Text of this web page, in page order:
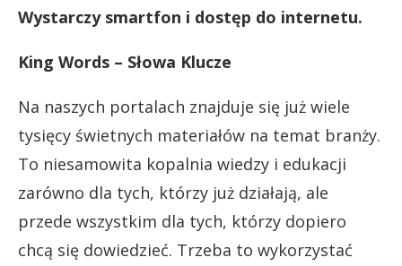
Wystarczy smartfon i dostęp do internetu.
King Words – Słowa Klucze
Na naszych portalach znajduje się już wiele
tysięcy świetnych materiałów na temat branży.
To niesamowita kopalnia wiedzy i edukacji
zarówno dla tych, którzy już działają, ale
przede wszystkim dla tych, którzy dopiero
chcą się dowiedzieć. Trzeba to wykorzystać